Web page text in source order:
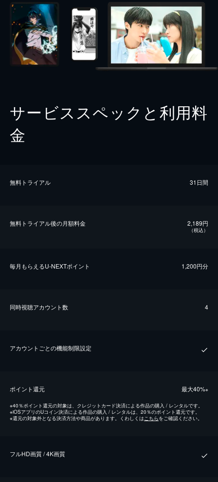
サービススペックと利用料
金
無料トライアル 31日間
無料トライアル後の⽉額料金 2,189円
（税込）
毎⽉もらえるU-NEXTポイント 1,200円分
同時視聴アカウント数 4
アカウントごとの機能制限設定
ポイント還元 最⼤40%※
※40％ポイント還元の対象は、クレジットカード決済による作品の購入 / レンタルです。
※iOSアプリのUコイン決済による作品の購入 / レンタルは、20％のポイント還元です。
※還元の対象外となる決済方法や商品があります。くわしくはこちらをご確認ください。
フルHD画質 / 4K画質